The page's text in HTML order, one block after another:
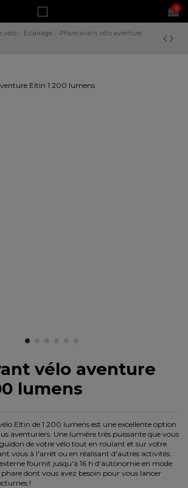
0
vélo Éclairage
Phare avant vélo aventure
vélo aventure
lumens
Eltin de 1 200 lumens est une excellente option
aventuriers. Une lumière très puissante que vous
de votre vélo tout en roulant et sur votre
vous à l'arrêt ou en réalisant d'autres activités.
fournit jusqu'à 16 h d'autonomie en mode
phare dont vous avez besoin pour vous lancer
!